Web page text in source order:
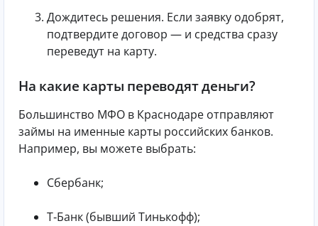
Дождитесь решения. Если заявку одобрят,
подтвердите договор — и средства сразу
переведут на карту.
На какие карты переводят деньги?
Большинство МФО в Краснодаре отправляют
займы на именные карты российских банков.
Например, вы можете выбрать:
Сбербанк;
Т‑Банк (бывший Тинькофф);